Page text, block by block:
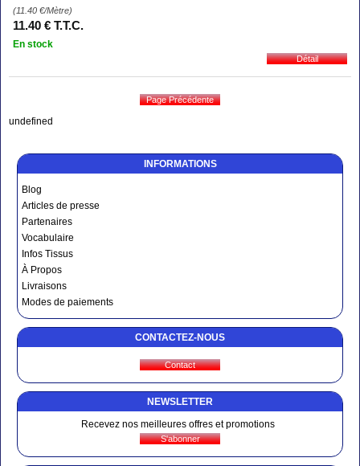
INFORMATIONS
Blog
Articles de presse
Partenaires
Vocabulaire
Infos Tissus
À Propos
Livraisons
Modes de paiements
CONTACTEZ-NOUS
NEWSLETTER
Recevez nos meilleures offres et promotions
(11.40 €/Mètre)
11.40 € T.T.C.
En stock
undefined